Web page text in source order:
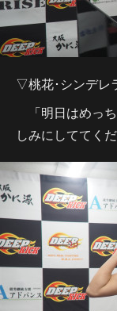
▽桃花･シンデレ
「明日はめっ
しみにしててくだ